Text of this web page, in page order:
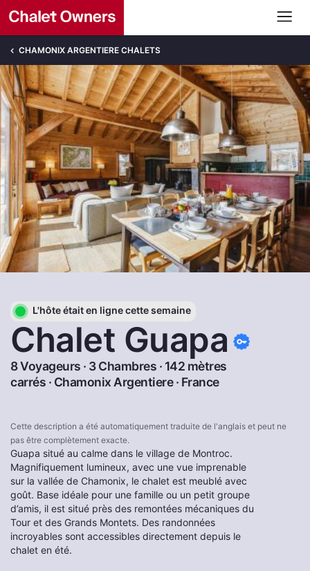
CHAMONIX ARGENTIERE CHALETS
L'hôte était en ligne cette semaine
Chalet Guapa
8 Voyageurs · 3 Chambres · 142 mètres
carrés · Chamonix Argentiere· France
Cette description a été automatiquement traduite de l'anglais et peut ne
pas être complètement exacte.
Guapa situé au calme dans le village de Montroc.
Magnifiquement lumineux, avec une vue imprenable
sur la vallée de Chamonix, le chalet est meublé avec
goût. Base idéale pour une famille ou un petit groupe
d’amis, il est situé près des remontées mécaniques du
Tour et des Grands Montets. Des randonnées
incroyables sont accessibles directement depuis le
chalet en été.